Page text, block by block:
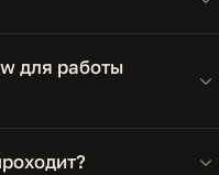
для работы